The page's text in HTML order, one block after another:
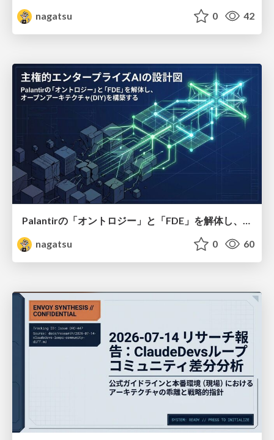
nagatsu 0 42
Palantirの「オントロジー」と「FDE」を解体し、オープンアーキテクチャをDIY
nagatsu
0 60